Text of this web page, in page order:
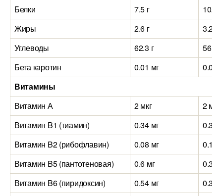
Белки
7.5 г
10.8 г
Жиры
2.6 г
3.2 г
Углеводы
62.3 г
56 г
Бета каротин
0.01 мг
0.01
Витамины
Витамин А
2 мкг
2 мкг
Витамин B1 (тиамин)
0.34 мг
0.3
Витамин B2 (рибофлавин)
0.08 мг
0.14
Витамин B5 (пантотеновая)
0.6 мг
0.3
Витамин B6 (пиридоксин)
0.54 мг
0.34